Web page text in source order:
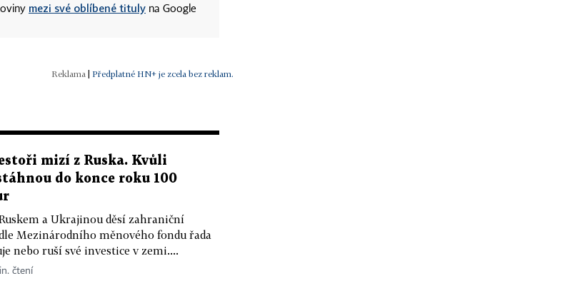
mezi své oblíbené tituly na Google
| Předplatné HN+ je zcela bez reklam.
mizí z Ruska. Kvůli
do konce roku 100
a Ukrajinou děsí zahraniční
Mezinárodního měnového fondu řada
nebo ruší své investice v zemi....
čtení